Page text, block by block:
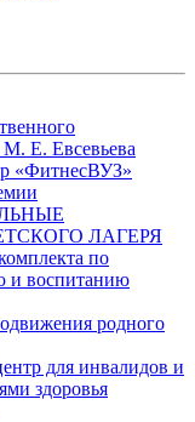
М. Е. Евсевьева
«ФитнесВУЗ»
ЛАГЕРЯ
по
и воспитанию
родного
для инвалидов и
здоровья